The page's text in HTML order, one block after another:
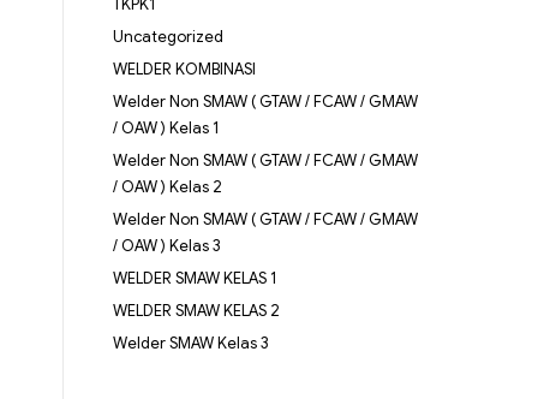
TKPK1
Uncategorized
WELDER KOMBINASI
Welder Non SMAW ( GTAW / FCAW / GMAW
/ OAW ) Kelas 1
Welder Non SMAW ( GTAW / FCAW / GMAW
/ OAW ) Kelas 2
Welder Non SMAW ( GTAW / FCAW / GMAW
/ OAW ) Kelas 3
WELDER SMAW KELAS 1
WELDER SMAW KELAS 2
Welder SMAW Kelas 3